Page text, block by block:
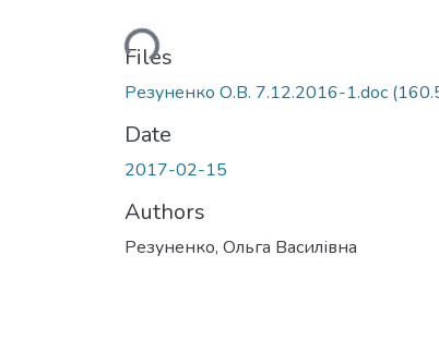
Loading...
Files
Резуненко О.В. 7.12.2016-1.doc
Date
2017-02-15
Authors
Резуненко, Ольга Василівна